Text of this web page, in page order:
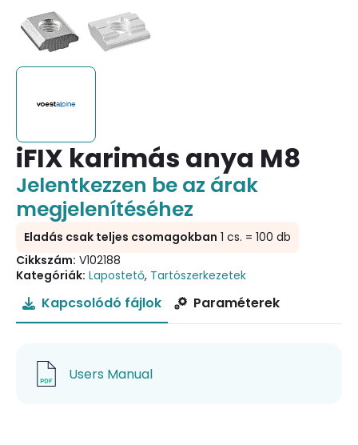
iFIX karimás anya M8
Jelentkezzen be az árak
megjelenítéséhez
Eladás csak teljes csomagokban 1 cs. = 100 db
Cikkszám: V102188
Kategóriák: Lapostető, Tartószerkezetek
Kapcsolódó fájlok Paraméterek
Users Manual